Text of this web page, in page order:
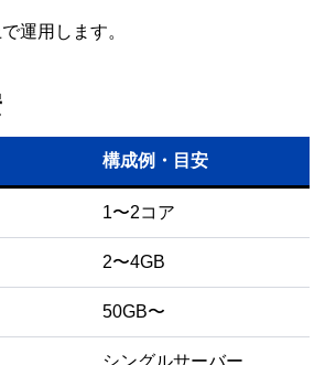
運用します。
構成例・目安
1〜2コア
2〜4GB
50GB〜